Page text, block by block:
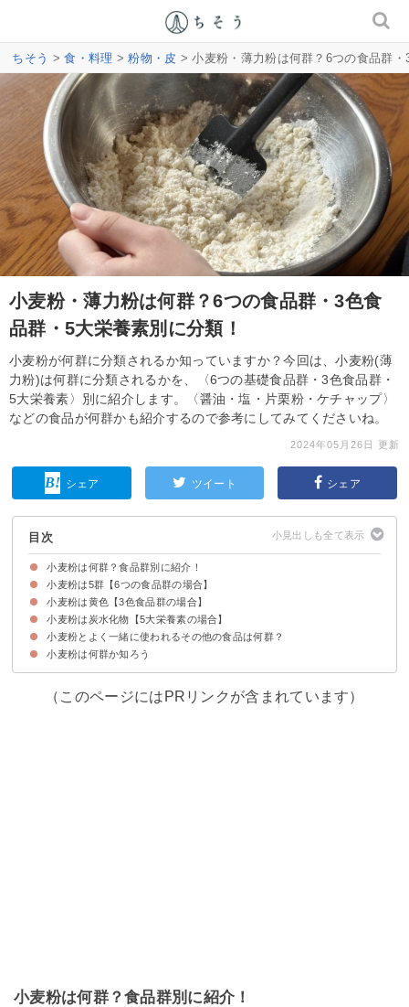
ちそう >食・料理 >粉物・皮 > 小麦粉・薄力粉は何群？6つの食品群
小麦粉・薄力粉は何群？6つの食品群・3色食
品群・5大栄養素別に分類！
小麦粉が何群に分類されるか知っていますか？今回は、小麦粉(薄
力粉)は何群に分類されるかを、〈6つの基礎食品群・3色食品群・
5大栄養素〉別に紹介します。〈醤油・塩・片栗粉・ケチャップ〉
などの食品が何群かも紹介するので参考にしてみてくださいね。
2024年05月26日 更新
シェア ツイート シェア
目次
小麦粉は何群？食品群別に紹介！
小麦粉は5群【6つの食品群の場合】
小麦粉が6つの食品群だと5群の理由
小麦粉以外の6つの食品群の5群の食品
小麦粉は黄色【3色食品群の場合】
小麦粉が3色食品群だと黄色の理由
小麦粉以外の3色食品群の黄色の食品
小麦粉は炭水化物【5大栄養素の場合】
小麦粉の5大栄養素の含有量
小麦粉以外の5大栄養素の炭水化物の食品
小麦粉とよく一緒に使われるその他の食品は何群？
①醤油
②塩
③片栗粉
④ケチャップ
小麦粉は何群か知ろう
（このページにはPRリンクが含まれています）
小麦粉は何群？食品群別に紹介！